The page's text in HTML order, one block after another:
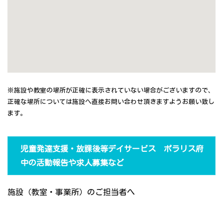
※施設や教室の場所が正確に表示されていない場合がございますので、
正確な場所については施設へ直接お問い合わせ頂きますようお願い致し
ます。
児童発達支援・放課後等デイサービス ポラリス府
中の活動報告や求人募集など
施設（教室・事業所）のご担当者へ